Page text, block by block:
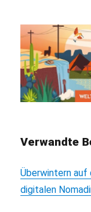
Verwandte
Überwintern auf
digitalen